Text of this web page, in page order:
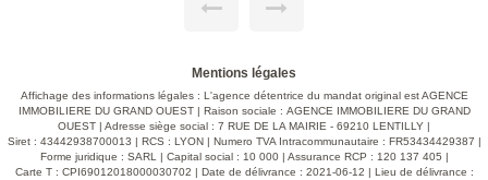
affichant un excellent DPE. Un grand garage pouvant abriter
Mentions légales
Affichage des informations légales : L'agence détentrice du mandat original est AGENCE
IMMOBILIERE DU GRAND OUEST | Raison sociale : AGENCE IMMOBILIERE DU GRAND
OUEST | Adresse siège social : 7 RUE DE LA MAIRIE - 69210 LENTILLY |
Siret : 43442938700013 | RCS : LYON | Numero TVA Intracommunautaire : FR53434429387 |
Forme juridique : SARL | Capital social : 10 000 | Assurance RCP : 120 137 405 |
Carte T : CPI69012018000030702 | Date de délivrance : 2021-06-12 | Lieu de délivrance :